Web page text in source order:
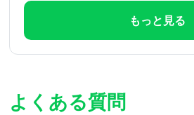
もっと見る
よくある質問